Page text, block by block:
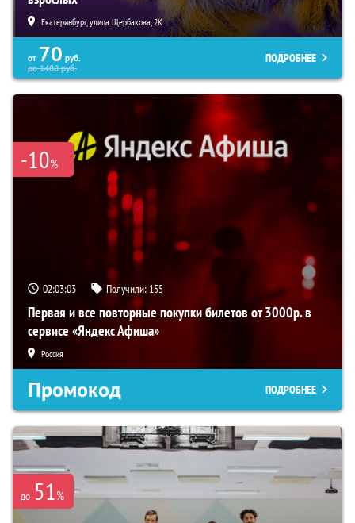
Екатеринбург, улица Щербакова, 2К
от 70 руб.
до1400руб.
ПОДРОБНЕЕ
-10%
02:03:02 Получили: 155
Первая и все повторные покупки билетов от 3000р. в
сервисе «Яндекс Афиша»
Россия
Промокод ПОДРОБНЕЕ
до 51%